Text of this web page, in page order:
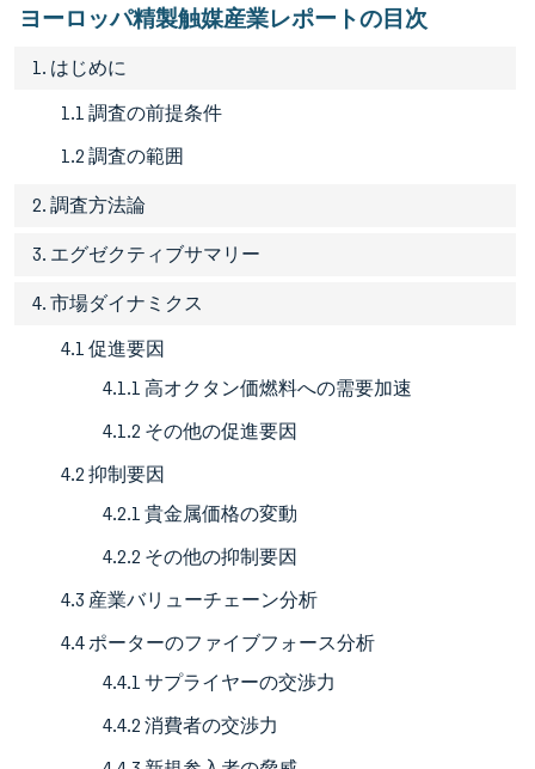
ヨーロッパ精製触媒産業レポートの目次
1. はじめに
1.1 調査の前提条件
1.2 調査の範囲
2. 調査方法論
3. エグゼクティブサマリー
4. 市場ダイナミクス
4.1 促進要因
4.1.1 高オクタン価燃料への需要加速
4.1.2 その他の促進要因
4.2 抑制要因
4.2.1 貴金属価格の変動
4.2.2 その他の抑制要因
4.3 産業バリューチェーン分析
4.4 ポーターのファイブフォース分析
4.4.1 サプライヤーの交渉力
4.4.2 消費者の交渉力